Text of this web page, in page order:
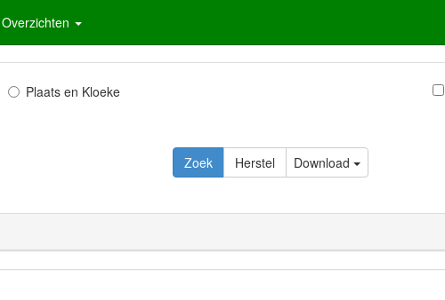
Overzichten
Plaats en Kloeke
Download